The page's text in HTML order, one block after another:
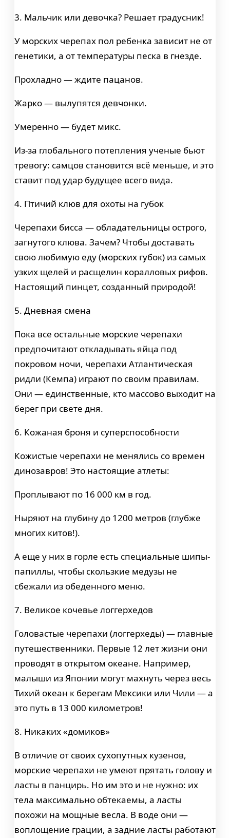
3. Мальчик или девочка? Решает градусник!
У морских черепах пол ребенка зависит не от
генетики, а от температуры песка в гнезде.
Прохладно — ждите пацанов.
Жарко — вылупятся девчонки.
Умеренно — будет микс.
Из-за глобального потепления ученые бьют
тревогу: самцов становится всё меньше, и это
ставит под удар будущее всего вида.
4. Птичий клюв для охоты на губок
Черепахи бисса — обладательницы острого,
загнутого клюва. Зачем? Чтобы доставать
свою любимую еду (морских губок) из самых
узких щелей и расщелин коралловых рифов.
Настоящий пинцет, созданный природой!
5. Дневная смена
Пока все остальные морские черепахи
предпочитают откладывать яйца под
покровом ночи, черепахи Атлантическая
ридли (Кемпа) играют по своим правилам.
Они — единственные, кто массово выходит на
берег при свете дня.
6. Кожаная броня и суперспособности
Кожистые черепахи не менялись со времен
динозавров! Это настоящие атлеты:
Проплывают по 16 000 км в год.
Ныряют на глубину до 1200 метров (глубже
многих китов!).
А еще у них в горле есть специальные шипы-
папиллы, чтобы скользкие медузы не
сбежали из обеденного меню.
7. Великое кочевье логгерхедов
Головастые черепахи (логгерхеды) — главные
путешественники. Первые 12 лет жизни они
проводят в открытом океане. Например,
малыши из Японии могут махнуть через весь
Тихий океан к берегам Мексики или Чили — а
это путь в 13 000 километров!
8. Никаких «домиков»
В отличие от своих сухопутных кузенов,
морские черепахи не умеют прятать голову и
ласты в панцирь. Но им это и не нужно: их
тела максимально обтекаемы, а ласты
похожи на мощные весла. В воде они —
воплощение грации, а задние ласты работают